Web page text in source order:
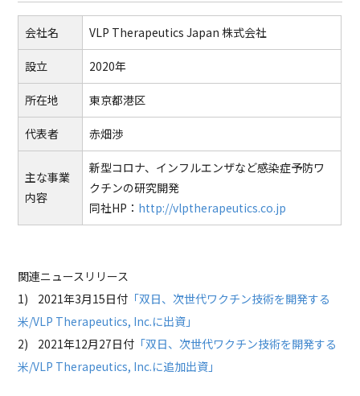
会社名 VLP Therapeutics Japan株式会社
設立 2020年
所在地 東京都港区
代表者 赤畑渉
主な事業
内容
新型コロナ、インフルエンザなど感染症予防ワ
クチンの研究開発
同社HP： http://vlptherapeutics.co.jp
関連ニュースリリース
1) 2021年3月15日付 「双日、次世代ワクチン技術を開発する
米/VLP Therapeutics, Inc.に出資」
2) 2021年12月27日付 「双日、次世代ワクチン技術を開発する
米/VLP Therapeutics, Inc.に追加出資」